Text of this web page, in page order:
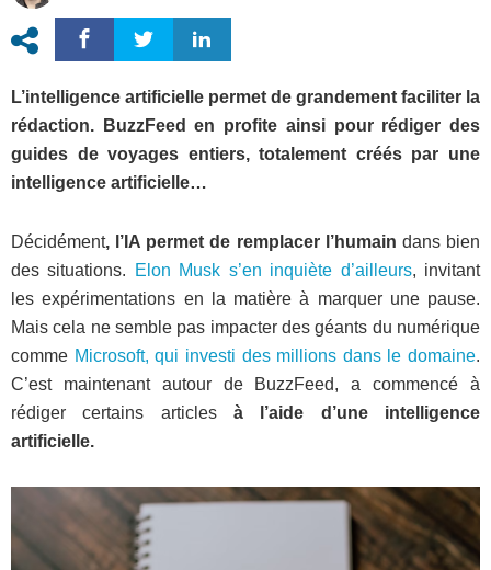
L’intelligence artificielle permet de grandement faciliter la
rédaction. BuzzFeed en profite ainsi pour rédiger des
guides de voyages entiers, totalement créés par une
intelligence artificielle…
Décidément, l’IA permet de remplacer l’humain dans bien
des situations.
Elon Musk s’en inquiète d’ailleurs, invitant
les expérimentations en la matière à marquer une pause.
Mais cela ne semble pas impacter des géants du numérique
comme Microsoft, qui investi des millions dans le domaine.
C’est maintenant autour de BuzzFeed, a commencé à
rédiger certains articles à l’aide d’une intelligence
artificielle.